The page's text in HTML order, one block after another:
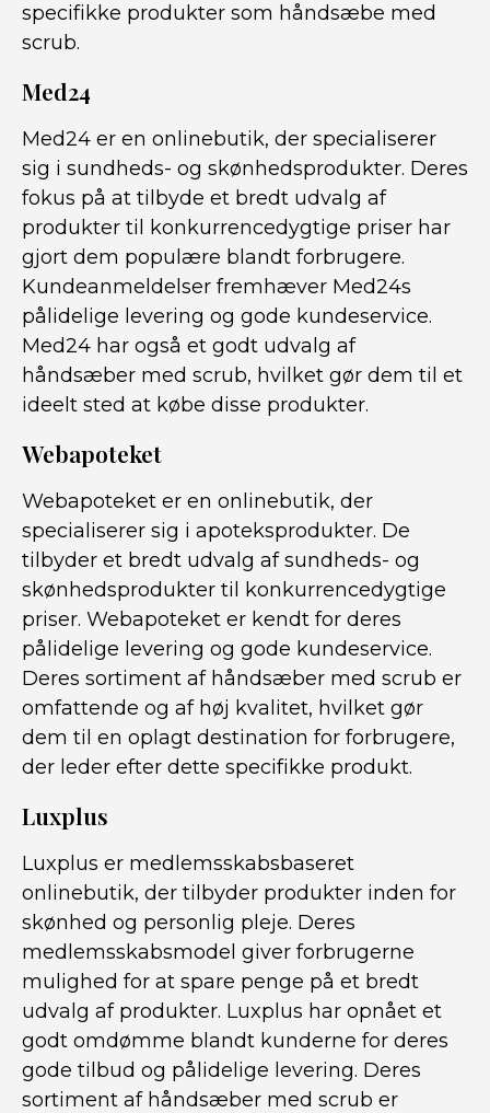
specifikke produkter som håndsæbe med
scrub.
Med24
Med24 er en onlinebutik, der specialiserer
sig i sundheds- og skønhedsprodukter. Deres
fokus på at tilbyde et bredt udvalg af
produkter til konkurrencedygtige priser har
gjort dem populære blandt forbrugere.
Kundeanmeldelser fremhæver Med24s
pålidelige levering og gode kundeservice.
Med24 har også et godt udvalg af
håndsæber med scrub, hvilket gør dem til et
ideelt sted at købe disse produkter.
Webapoteket
Webapoteket er en onlinebutik, der
specialiserer sig i apoteksprodukter. De
tilbyder et bredt udvalg af sundheds- og
skønhedsprodukter til konkurrencedygtige
priser. Webapoteket er kendt for deres
pålidelige levering og gode kundeservice.
Deres sortiment af håndsæber med scrub er
omfattende og af høj kvalitet, hvilket gør
dem til en oplagt destination for forbrugere,
der leder efter dette specifikke produkt.
Luxplus
Luxplus er medlemsskabsbaseret
onlinebutik, der tilbyder produkter inden for
skønhed og personlig pleje. Deres
medlemsskabsmodel giver forbrugerne
mulighed for at spare penge på et bredt
udvalg af produkter. Luxplus har opnået et
godt omdømme blandt kunderne for deres
gode tilbud og pålidelige levering. Deres
sortiment af håndsæber med scrub er